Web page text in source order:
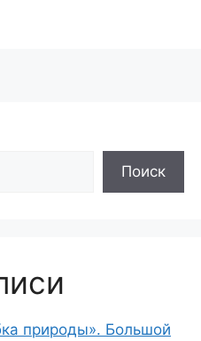
Поиск
природы». Большой